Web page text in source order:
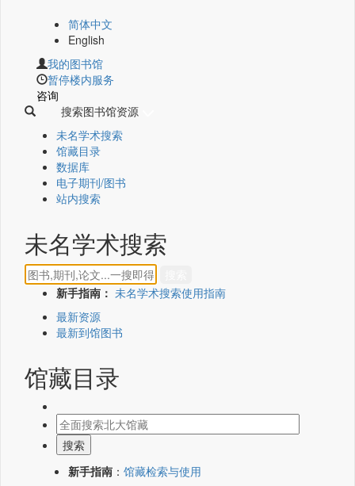
简体中文
English
我的图书馆
暂停楼内服务
咨询
搜索图书馆资源
未名学术搜索
馆藏目录
数据库
电子期刊/图书
站内搜索
未名学术搜索
新手指南： 未名学术搜索使用指南
最新资源
最新到馆图书
馆藏目录
新手指南 ： 馆藏检索与使用